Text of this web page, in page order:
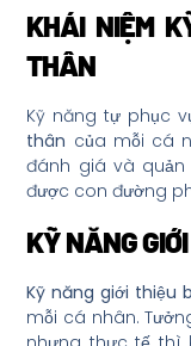
KHÁI NIỆM
THÂN
Kỹ năng tự phục
thân của mỗi cá
đánh giá và
được con đường
KỸ NĂNG
Kỹ năng giới thiệu
mỗi cá nhân.